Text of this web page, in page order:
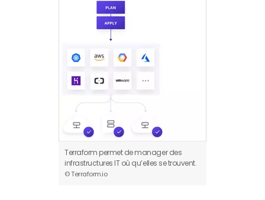
Terraform permet de manager des
infrastructures IT où qu’elles se trouvent.
© Terraform.io